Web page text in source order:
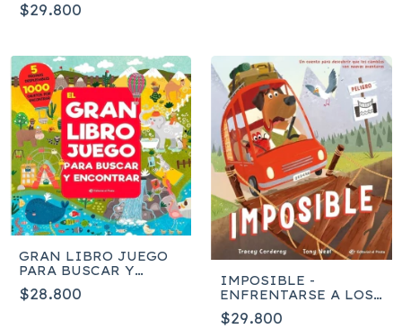
$29.800
GRAN LIBRO JUEGO
PARA BUSCAR Y
ENCONTRAR
$28.800
IMPOSIBLE -
ENFRENTARSE A LOS
CAMBIOS
$29.800